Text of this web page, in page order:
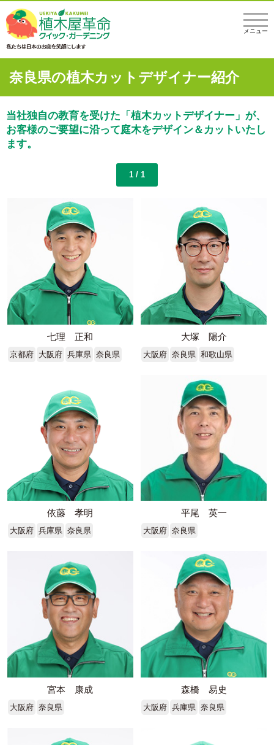
メニュー
奈良県の植木カットデザイナー紹介
当社独自の教育を受けた「植木カットデザイナー」が、
お客様のご要望に沿って庭木をデザイン＆カットいたし
ます。
1 / 1
七理 正和
京都府 大阪府 兵庫県 奈良県
大塚 陽介
大阪府 奈良県 和歌山県
依藤 孝明
大阪府 兵庫県 奈良県
平尾 英一
大阪府 奈良県
宮本 康成
大阪府 奈良県
森橋 易史
大阪府 兵庫県 奈良県